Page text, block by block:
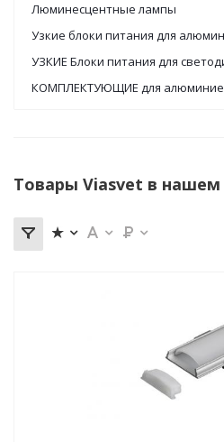
Люминесцентные лампы
Узкие блоки питания для
УЗКИЕ Блоки питания для
КОМПЛЕКТУЮЩИЕ для
Товары Viasvet в нашем